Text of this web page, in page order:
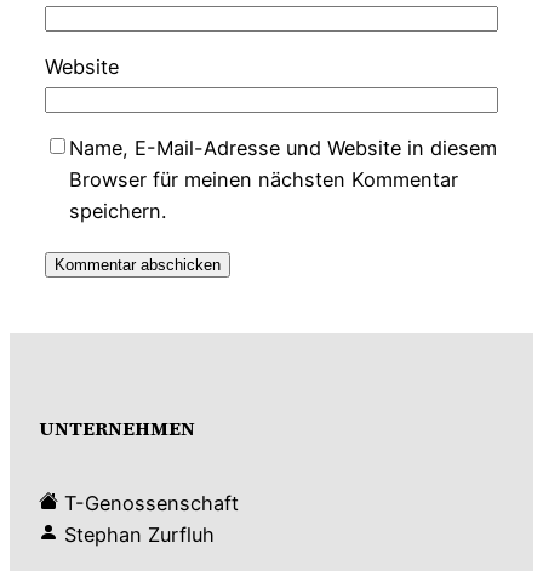
Website
Name, E-Mail-Adresse und Website in diesem
Browser für meinen nächsten Kommentar
speichern.
UNTERNEHMEN
T-Genossenschaft
Stephan Zurfluh